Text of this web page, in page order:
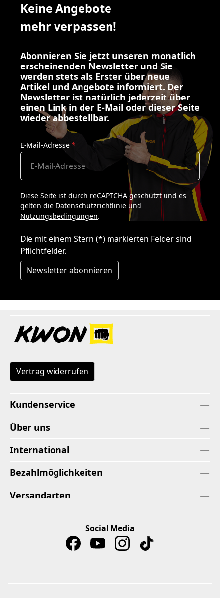
Keine Angebote
mehr verpassen!
Abonnieren Sie jetzt unseren monatlich
erscheinenden Newsletter und Sie
werden stets als Erster über neue
Artikel und Angebote informiert. Der
Newsletter ist natürlich jederzeit über
einen Link in der E-Mail oder dieser Seite
wieder abbestellbar.
E-Mail-Adresse *
Diese Seite ist durch reCAPTCHA geschützt und es
gelten die Datenschutzrichtlinie und
Nutzungsbedingungen.
Die mit einem Stern (*) markierten Felder sind
Pflichtfelder.
Newsletter abonnieren
Vertrag widerrufen
Kundenservice
Über uns
International
Bezahlmöglichkeiten
Versandarten
Social Media